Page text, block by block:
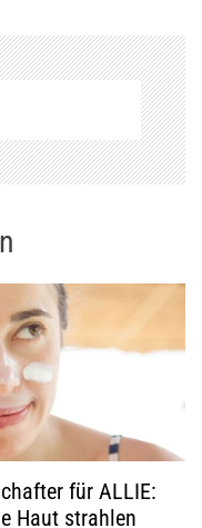
für ALLIE:
Haut strahlen